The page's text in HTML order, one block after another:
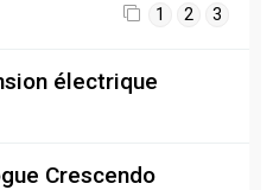
1 2 3
électrique
Crescendo